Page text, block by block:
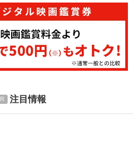
注目情報